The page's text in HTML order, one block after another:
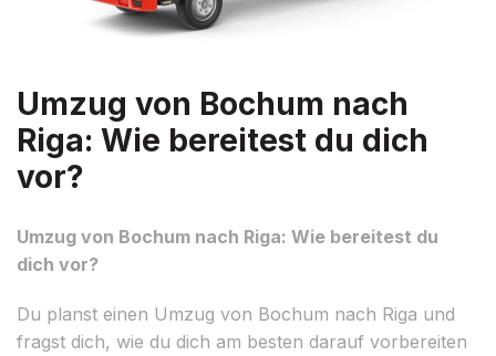
Umzug von Bochum nach
Riga: Wie bereitest du dich
vor?
Umzug von Bochum nach Riga: Wie bereitest du
dich vor?
Du planst einen Umzug von Bochum nach Riga und
fragst dich, wie du dich am besten darauf vorbereiten